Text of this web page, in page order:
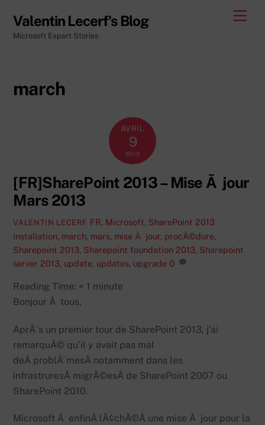
content
Valentin Lecerf's Blog
Microsoft Expert Stories
march
AVRIL
9
2013
[FR]SharePoint 2013 – Mise Ã jour
Mars 2013
VALENTIN LECERF FR, Microsoft, SharePoint 2013
installation, march, mars, mise Ã jour, procÃ©dure,
Sharepoint 2013, Sharepoint foundation 2013, Sharepoint
server 2013, update, updates, upgrade 0
Reading Time: < 1 minute
Bonjour Ã tous,
AprÃ¨s un premier tour de SharePoint 2013, j’ai
remarquÃ© qu’il y avait pas mal
deÂ problÃ¨mesÂ notamment dans les
infrastruresÂ migrÃ©esÂ de SharePoint 2007 ou
SharePoint 2010.
Microsoft Ã enfinÂ lÃ¢chÃ©Â une mise Ã jour pour la